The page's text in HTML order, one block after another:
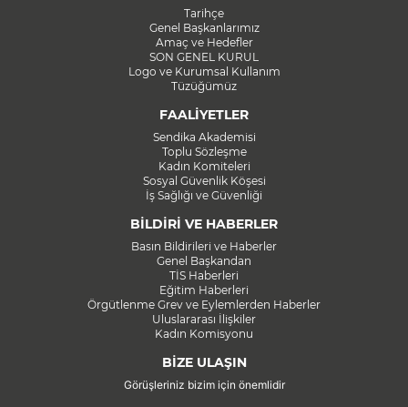
Tarihçe
Genel Başkanlarımız
Amaç ve Hedefler
SON GENEL KURUL
Logo ve Kurumsal Kullanım
Tüzüğümüz
FAALİYETLER
Sendika Akademisi
Toplu Sözleşme
Kadın Komiteleri
Sosyal Güvenlik Köşesi
İş Sağlığı ve Güvenliği
BİLDİRİ VE HABERLER
Basın Bildirileri ve Haberler
Genel Başkandan
TİS Haberleri
Eğitim Haberleri
Örgütlenme Grev ve Eylemlerden Haberler
Uluslararası İlişkiler
Kadın Komisyonu
BİZE ULAŞIN
Görüşleriniz bizim için önemlidir